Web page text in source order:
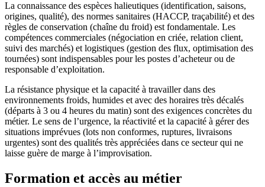
La connaissance des espèces halieutiques (identification, saisons,
origines, qualité), des normes sanitaires (HACCP, traçabilité) et des
règles de conservation (chaîne du froid) est fondamentale. Les
compétences commerciales (négociation en criée, relation client,
suivi des marchés) et logistiques (gestion des flux, optimisation des
tournées) sont indispensables pour les postes d’acheteur ou de
responsable d’exploitation.
La résistance physique et la capacité à travailler dans des
environnements froids, humides et avec des horaires très décalés
(départs à 3 ou 4 heures du matin) sont des exigences concrètes du
métier. Le sens de l’urgence, la réactivité et la capacité à gérer des
situations imprévues (lots non conformes, ruptures, livraisons
urgentes) sont des qualités très appréciées dans ce secteur qui ne
laisse guère de marge à l’improvisation.
Formation et accès au métier